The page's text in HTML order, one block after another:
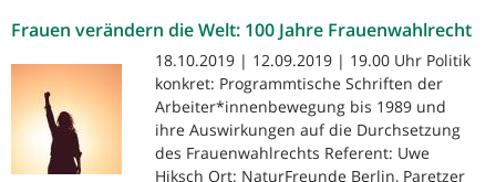
Frauen verändern die Welt: 100 Jahre Frauenwahlrecht
18.10.2019 | 12.09.2019 | 19.00 Uhr Politik
konkret: Programmtische Schriften der
Arbeiter*innenbewegung bis 1989 und
ihre Auswirkungen auf die Durchsetzung
des Frauenwahlrechts Referent: Uwe
Hiksch Ort: NaturFreunde Berlin, Paretzer